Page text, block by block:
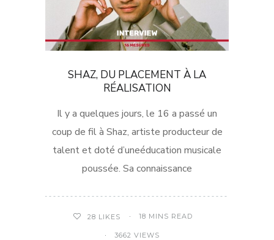
SHAZ, DU PLACEMENT À LA
RÉALISATION
Il y a quelques jours, le 16 a passé un
coup de fil à Shaz, artiste producteur de
talent et doté d’uneéducation musicale
poussée. Sa connaissance
28 LIKES 18 MINS READ
3662 VIEWS